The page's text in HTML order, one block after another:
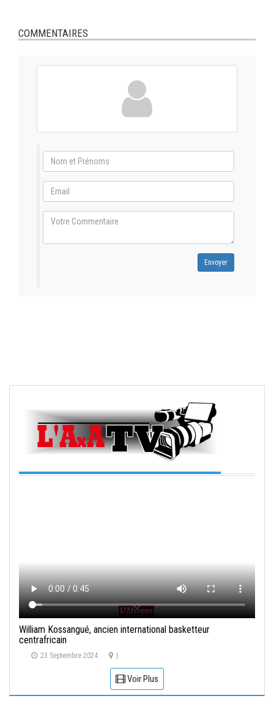
COMMENTAIRES
William Kossangué, ancien international basketteur
centrafricain
23 Septembre 2024
Voir Plus